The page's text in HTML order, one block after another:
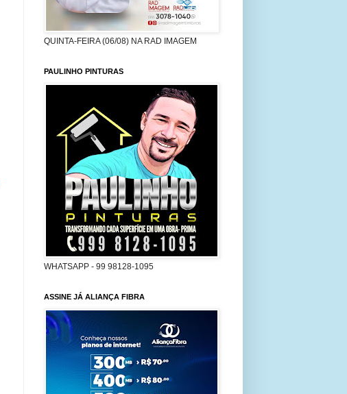
QUINTA-FEIRA (06/08) NA RAD IMAGEM
PAULINHO PINTURAS
WHATSAPP - 99 98128-1095
ASSINE JÁ ALIANÇA FIBRA